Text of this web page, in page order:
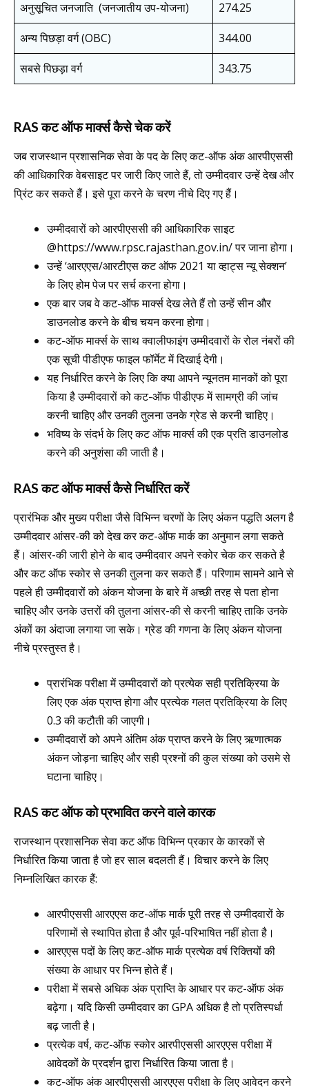
अनुसूचित जनजाति (जनजातीय उप-योजना)
274.25
अन्य पिछड़ा वर्ग (OBC)
344.00
सबसे पिछड़ा वर्ग
343.75
RAS कट ऑफ मार्क्स कैसे चेक करें
जब राजस्थान प्रशासनिक सेवा के पद के लिए कट-ऑफ अंक आरपीएससी
की आधिकारिक वेबसाइट पर जारी किए जाते हैं, तो उम्मीदवार उन्हें देख और
प्रिंट कर सकते हैं। इसे पूरा करने के चरण नीचे दिए गए हैं।
उम्मीदवारों को आरपीएससी की आधिकारिक साइट
@https://www.rpsc.rajasthan.gov.in/ पर जाना होगा।
उन्हें ‘आरएएस/आरटीएस कट ऑफ 2021 या व्हाट्स न्यू सेक्शन’
के लिए होम पेज पर सर्च करना होगा।
एक बार जब वे कट-ऑफ मार्क्स देख लेते हैं तो उन्हें सीन और
डाउनलोड करने के बीच चयन करना होगा।
कट-ऑफ मार्क्स के साथ क्वालीफाइंग उम्मीदवारों के रोल नंबरों की
एक सूची पीडीएफ फाइल फॉर्मेट में दिखाई देगी।
यह निर्धारित करने के लिए कि क्या आपने न्यूनतम मानकों को पूरा
किया है उम्मीदवारों को कट-ऑफ पीडीएफ में सामग्री की जांच
करनी चाहिए और उनकी तुलना उनके ग्रेड से करनी चाहिए।
भविष्य के संदर्भ के लिए कट ऑफ मार्क्स की एक प्रति डाउनलोड
करने की अनुशंसा की जाती है।
RAS कट ऑफ मार्क्स कैसे निर्धारित करें
प्रारंभिक और मुख्य परीक्षा जैसे विभिन्न चरणों के लिए अंकन पद्धति अलग है
उम्मीदवार आंसर-की को देख कर कट-ऑफ मार्क का अनुमान लगा सकते
हैं। आंसर-की जारी होने के बाद उम्मीदवार अपने स्कोर चेक कर सकते है
और कट ऑफ स्कोर से उनकी तुलना कर सकते हैं। परिणाम सामने आने से
पहले ही उम्मीदवारों को अंकन योजना के बारे में अच्छी तरह से पता होना
चाहिए और उनके उत्तरों की तुलना आंसर-की से करनी चाहिए ताकि उनके
अंकों का अंदाजा लगाया जा सके। ग्रेड की गणना के लिए अंकन योजना
नीचे प्रस्तुस्त है।
प्रारंभिक परीक्षा में उम्मीदवारों को प्रत्येक सही प्रतिक्रिया के
लिए एक अंक प्राप्त होगा और प्रत्येक गलत प्रतिक्रिया के लिए
0.3 की कटौती की जाएगी।
उम्मीदवारों को अपने अंतिम अंक प्राप्त करने के लिए ऋणात्मक
अंकन जोड़ना चाहिए और सही प्रश्नों की कुल संख्या को उसमे से
घटाना चाहिए।
RAS कट ऑफ को प्रभावित करने वाले कारक
राजस्थान प्रशासनिक सेवा कट ऑफ विभिन्न प्रकार के कारकों से
निर्धारित किया जाता है जो हर साल बदलती हैं। विचार करने के लिए
निम्नलिखित कारक हैं:
आरपीएससी आरएएस कट-ऑफ मार्क पूरी तरह से उम्मीदवारों के
परिणामों से स्थापित होता है और पूर्व-परिभाषित नहीं होता है।
आरएएस पदों के लिए कट-ऑफ मार्क प्रत्येक वर्ष रिक्तियों की
संख्या के आधार पर भिन्न होते हैं।
परीक्षा में सबसे अधिक अंक प्राप्ति के आधार पर कट-ऑफ अंक
बढ़ेगा। यदि किसी उम्मीदवार का GPA अधिक है तो प्रतिस्पर्धा
बढ़ जाती है।
प्रत्येक वर्ष, कट-ऑफ स्कोर आरपीएससी आरएएस परीक्षा में
आवेदकों के प्रदर्शन द्वारा निर्धारित किया जाता है।
कट-ऑफ अंक आरपीएससी आरएएस परीक्षा के लिए आवेदन करने